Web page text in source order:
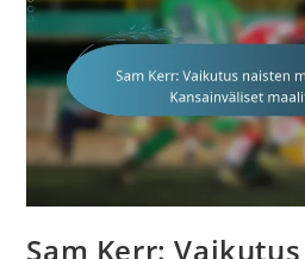
Sam Kerr: